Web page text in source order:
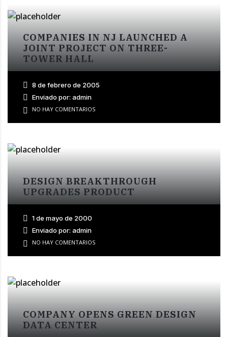
COMPANIES IN NJ LAUNCHED A
JOINT PROJECT ON THREE-
TOWER HALL
8 de febrero de 2005
Enviado por: admin
NO HAY COMENTARIOS
DESIGN BREAKTHROUGH
UPGRADES PRODUCT
1 de mayo de 2000
Enviado por: admin
NO HAY COMENTARIOS
COMPANY OPENS GREEN DESIGN
DATA CENTER